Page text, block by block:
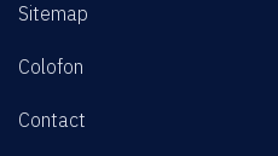
Sitemap
Colofon
Contact